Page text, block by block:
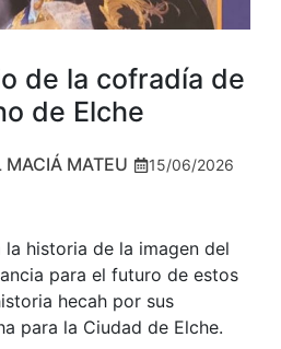
de la cofradía de
de Elche
MACIÁ MATEU 15/06/2026
historia de la imagen del
para el futuro de estos
hecah por sus
para la Ciudad de Elche.